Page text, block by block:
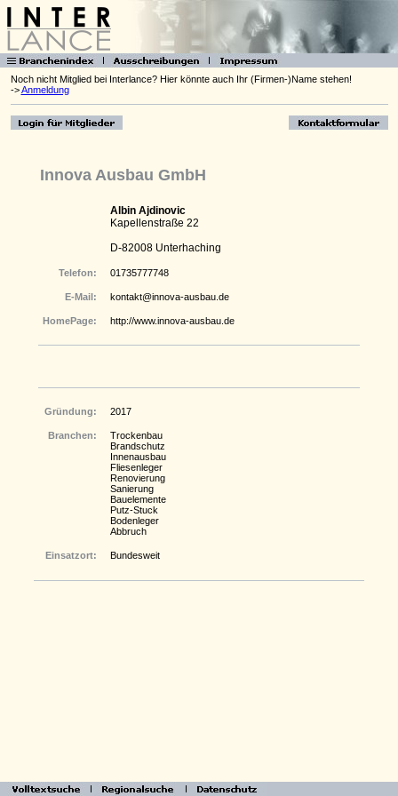
Noch nicht Mitglied bei Interlance? Hier könnte auch Ihr (Firmen-)Name stehen!
->Anmeldung
Innova Ausbau GmbH
Albin Ajdinovic
Kapellenstraße 22
D-82008 Unterhaching
Telefon: 01735777748
E-Mail: kontakt@innova-ausbau.de
HomePage: http://www.innova-ausbau.de
Gründung: 2017
Branchen:
Trockenbau
Brandschutz
Innenausbau
Fliesenleger
Renovierung
Sanierung
Bauelemente
Putz-Stuck
Bodenleger
Abbruch
Einsatzort: Bundesweit